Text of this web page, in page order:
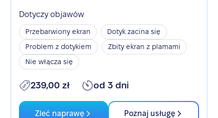
Dotyczy objawów
Przebarwiony ekran
Dotyk zacina się
Problem z dotykiem
Zbity ekran z plamami
Nie włącza się
239,00 zł od 3 dni
Zleć naprawę Poznaj usługę